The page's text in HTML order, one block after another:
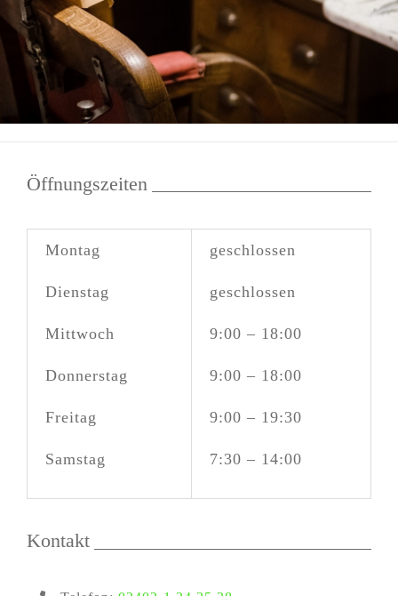
Öffnungszeiten
Montag
Dienstag
Mittwoch
Donnerstag
Freitag
Samstag
geschlossen
geschlossen
9:00 – 18:00
9:00 – 18:00
9:00 – 19:30
7:30 – 14:00
Kontakt